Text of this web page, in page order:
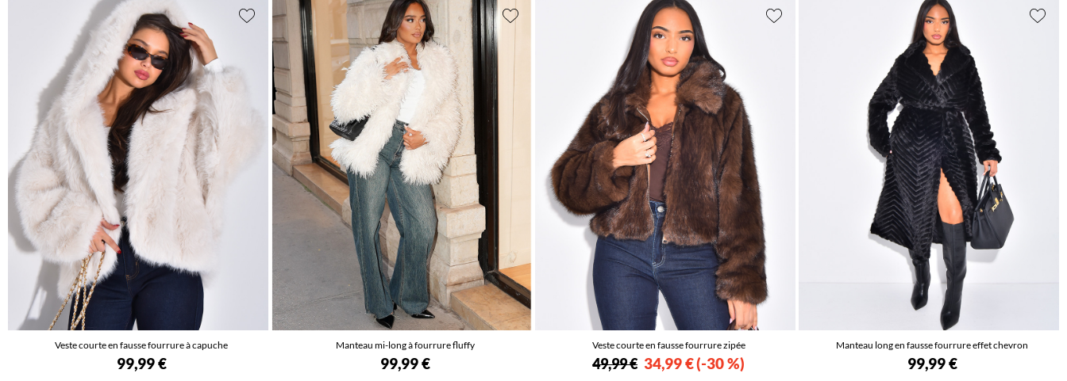
Veste courte en fausse fourrure à capuche
99,99 €
Manteau mi-long à fourrure fluffy
99,99 €
Veste courte en fausse fourrure zipée
49,99 € 34,99 € -30 %
Manteau long en fausse fourrure effet chevron
99,99 €